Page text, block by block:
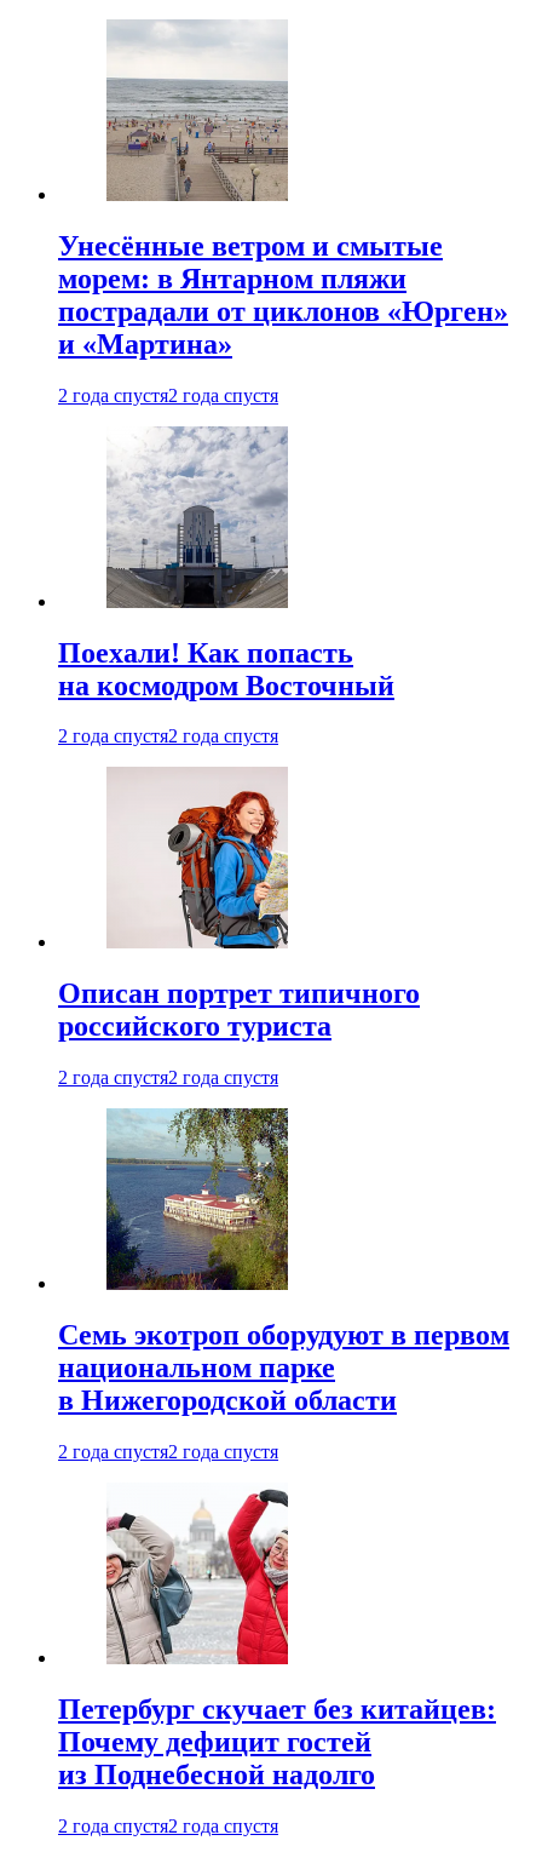
Унесённые ветром и смытые
морем: в Янтарном пляжи
пострадали от циклонов «Юрген»
и «Мартина»
2 года спустя2 года спустя
Поехали! Как попасть
на космодром Восточный
2 года спустя2 года спустя
Описан портрет типичного
российского туриста
2 года спустя2 года спустя
Семь экотроп оборудуют в первом
национальном парке
в Нижегородской области
2 года спустя2 года спустя
Петербург скучает без китайцев:
Почему дефицит гостей
из Поднебесной надолго
2 года спустя2 года спустя